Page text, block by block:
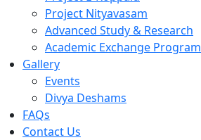
Project Nityavasam
Advanced Study & Research
Academic Exchange Program
Gallery
Events
Divya Deshams
FAQs
Contact Us